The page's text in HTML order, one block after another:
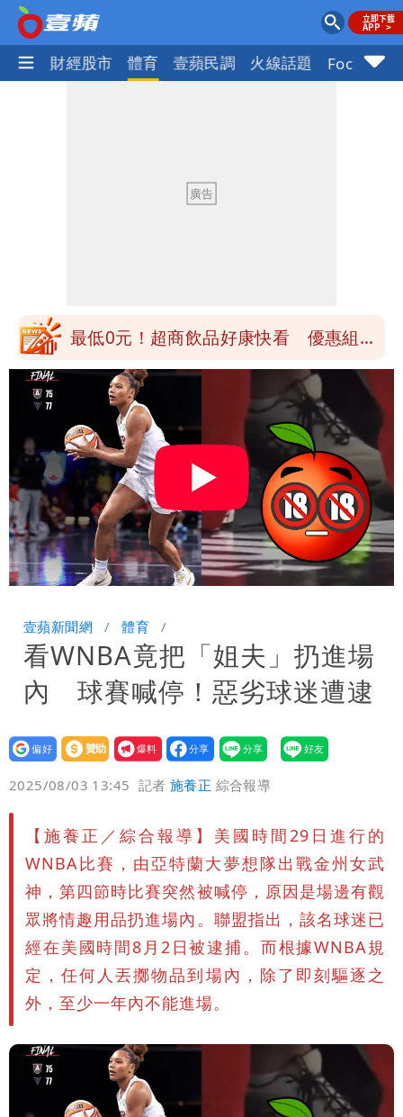
國際 財經股市 體育 壹蘋民調 火線話題 Focus+
最低0元！超商飲品好康快看 優惠組一
次可買27杯
1元商品開搶！超市、量販週末優惠 父
親節吃牛排、海鮮
楊千霈一打二帶女兒出國 崩潰哭得極狼
狽
白海豚颱風來襲！北市開放3區疏散門紅
黃線停車
白海豚今防豪雨、38度高溫！雙眼牆致
「海豚跳」
名醫「掛蔣萬安布條」被出征！他大笑：
笑：真的很會
白海豚大亂！航空66架次取消、船班39
航次停航
姜厚任不信嫩女友「辣手摧花」 創演藝
工會最遺憾1事
白海豚勾到「台灣陸地」了！雙眼牆旋
繞 路徑擺盪
特斯拉衝夜市…猛撞12車！民眾嚇「賓士
救好幾條人命」
他揭日本捐AZ疫苗秘辛「專為台生
產」：終還陳時中清白
白海豚「大轉彎」機率非常小！明強度有
變化
醫學教授林慶順意外離世 女兒沉痛證實
壹蘋新聞網 體育
看WNBA竟把「姐夫」扔進場
內 球賽喊停！惡劣球迷遭逮
設為
贊助
我要
爆料
2025/08/03 13:45 記者施養正 綜合報導
【施養正／綜合報導】美國時間29日進行的
WNBA比賽，由亞特蘭大夢想隊出戰金州女武
神，第四節時比賽突然被喊停，原因是場邊有觀
眾將情趣用品扔進場內。聯盟指出，該名球迷已
經在美國時間8月2日被逮捕。而根據WNBA規
定，任何人丟擲物品到場內，除了即刻驅逐之
外，至少一年內不能進場。